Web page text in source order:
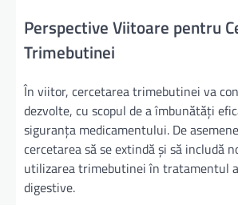
Perspective Viitoare pentru
Trimebutinei
În viitor, cercetarea trimebutinei va
dezvolte, cu scopul de a îmbunătăți
siguranța medicamentului. De
cercetarea să se extindă și să includă
utilizarea trimebutinei în tratamentul
digestive.